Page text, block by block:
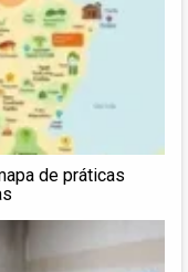
de práticas